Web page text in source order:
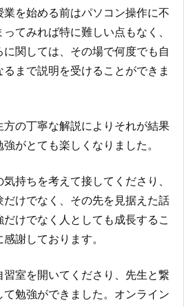
業を始める前はパソコン操作に不
てみれば特に難しい点もなく、
関しては、その場で何度でも自
まで説明を受けることができま
の丁寧な解説によりそれが結果
がとても楽しくなりました。
持ちを考えて接してくださり、
けでなく、その先を見据えた話
けでなく人としても成長するこ
謝しております。
室を開いてくださり、先生と繋
勉強ができました。オンライン